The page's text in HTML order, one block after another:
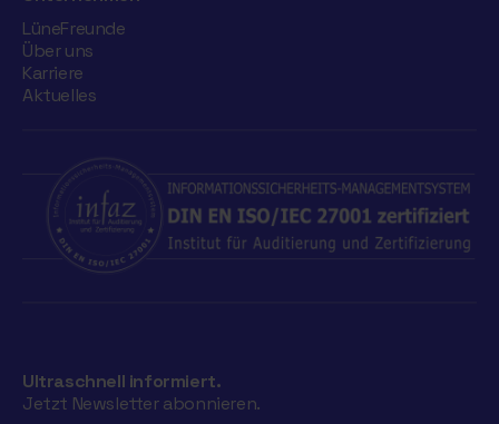
LüneFreunde
Über uns
Karriere
Aktuelles
Ultraschnell informiert.
Jetzt Newsletter abonnieren.